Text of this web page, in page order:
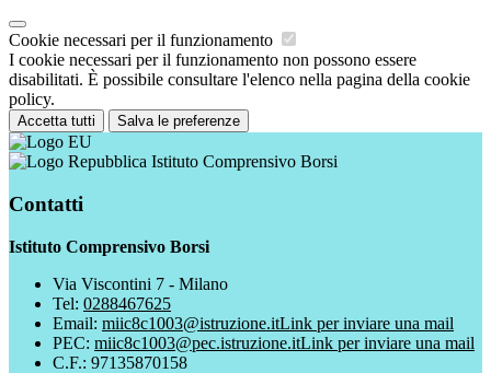
Cookie necessari per il funzionamento
I cookie necessari per il funzionamento non possono essere
disabilitati. È possibile consultare l'elenco nella pagina della cookie
policy.
Accetta tutti Salva le preferenze
Istituto Comprensivo Borsi
Contatti
Istituto Comprensivo Borsi
Via Viscontini 7 - Milano
Tel: 0288467625
Email: miic8c1003@istruzione.itLink per inviare una mail
PEC: miic8c1003@pec.istruzione.itLink per inviare una mail
C.F.: 97135870158